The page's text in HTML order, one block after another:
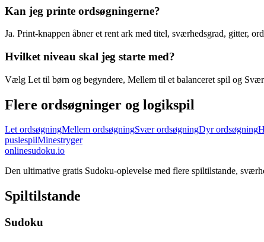
Kan jeg printe ordsøgningerne?
Ja. Print-knappen åbner et rent ark med titel, sværhedsgrad, gitter,
Hvilket niveau skal jeg starte med?
Vælg Let til børn og begyndere, Mellem til et balanceret spil og
Flere ordsøgninger og logikspil
Let ordsøgningMellem ordsøgningSvær ordsøgningDyr ordsøgning
puslespilMinestryger
onlinesudoku.io
Den ultimative gratis Sudoku-oplevelse med flere spiltilstande,
Spiltilstande
Sudoku